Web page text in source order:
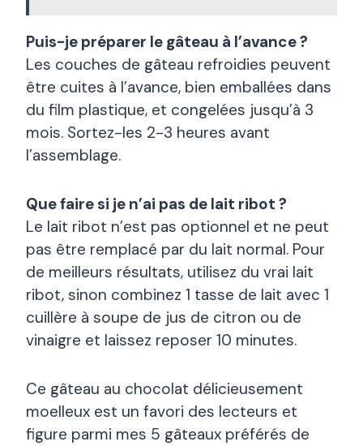
Puis-je préparer le gâteau à l’avance ?
Les couches de gâteau refroidies peuvent
être cuites à l’avance, bien emballées dans
du film plastique, et congelées jusqu’à 3
mois. Sortez-les 2-3 heures avant
l’assemblage.
Que faire si je n’ai pas de lait ribot ?
Le lait ribot n’est pas optionnel et ne peut
pas être remplacé par du lait normal. Pour
de meilleurs résultats, utilisez du vrai lait
ribot, sinon combinez 1 tasse de lait avec 1
cuillère à soupe de jus de citron ou de
vinaigre et laissez reposer 10 minutes.
Ce gâteau au chocolat délicieusement
moelleux est un favori des lecteurs et
figure parmi mes 5 gâteaux préférés de